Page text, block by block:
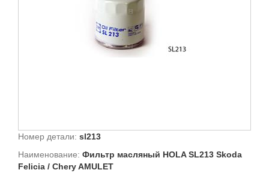
Номер детали: sl213
Наименование: Фильтр масляный HOLA SL213 Skoda
Felicia / Chery AMULET